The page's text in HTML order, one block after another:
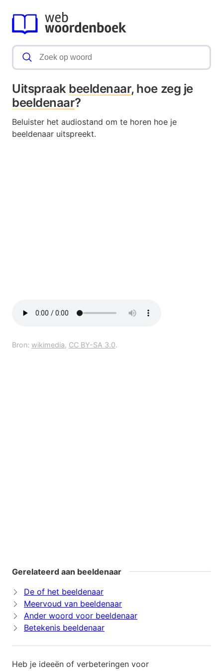
Uitspraak beeldenaar, hoe zeg je
beeldenaar?
Beluister het audiostand om te horen hoe je
beeldenaar uitspreekt.
Bron: wikimedia, CC BY-SA 3.0.
Gerelateerd aan beeldenaar
De of het beeldenaar
Meervoud van beeldenaar
Ander woord voor beeldenaar
Betekenis beeldenaar
Heb je ideeën of verbeteringen voor